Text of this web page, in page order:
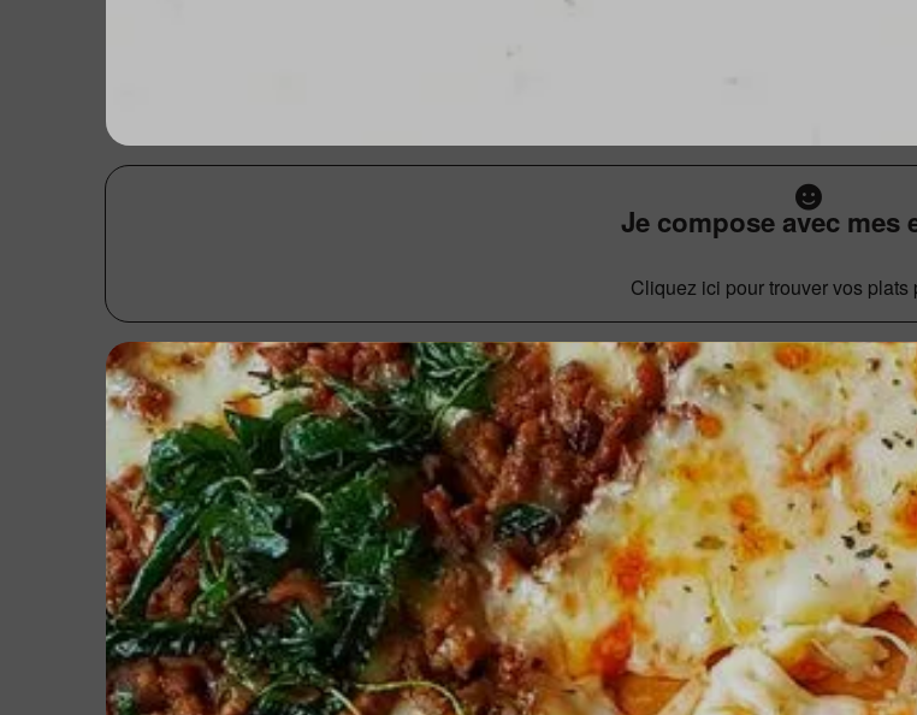
Je compose avec mes
Cliquez ici pour trouver vos plats